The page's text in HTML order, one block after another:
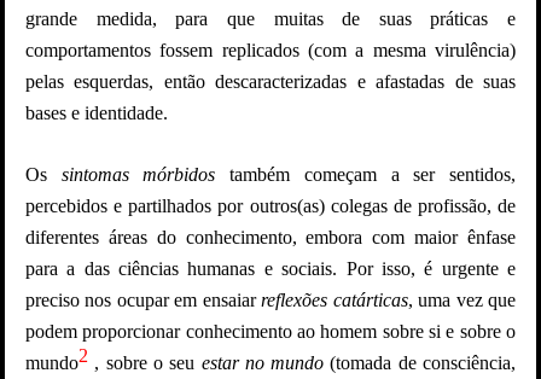
grande medida, para que muitas de suas práticas e
comportamentos fossem replicados (com a mesma virulência)
pelas esquerdas, então descaracterizadas e afastadas de suas
bases e identidade.
Os sintomas mórbidos também começam a ser sentidos,
percebidos e partilhados por outros(as) colegas de profissão, de
diferentes áreas do conhecimento, embora com maior ênfase
para a das ciências humanas e sociais. Por isso, é urgente e
preciso nos ocupar em ensaiarreflexões catárticas, uma vez que
podem proporcionar conhecimento ao homem sobre si e sobre o
mundo2 , sobre o seu estar no mundo(tomada de consciência,